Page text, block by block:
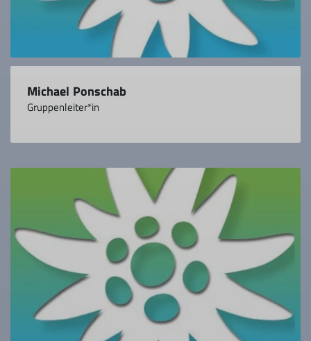
Michael Ponschab
Gruppenleiter*in